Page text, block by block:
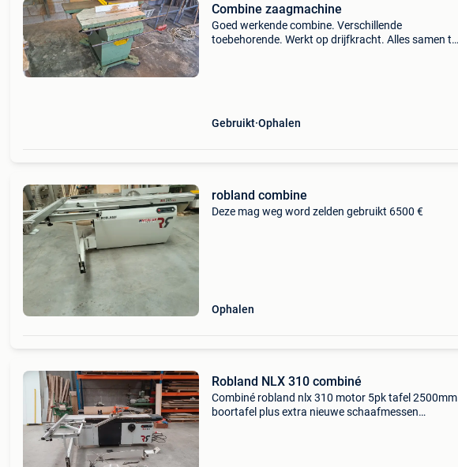
Combine zaagmachine
Goed werkende combine. Verschillende
toebehorende. Werkt op drijfkracht. Alles samen te
Gebruikt Ophalen
robland combine
Deze mag weg word zelden gebruikt 6500 €
Ophalen
Robland NLX 310 combiné
Combiné robland nlx 310 motor 5pk tafel 2500mm
boortafel plus extra nieuwe schaafmessen